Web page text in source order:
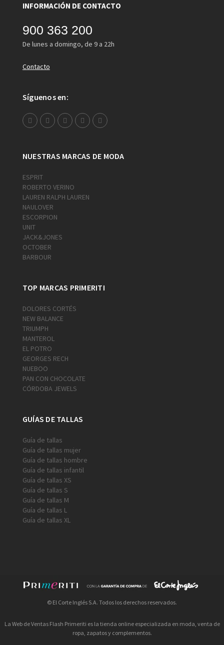
INFORMACIÓN DE CONTACTO
900 363 200
De lunes a domingo, de 9 a 22h
Contacto
Síguenos en:
NUESTRAS MARCAS DE MODA
ESPRIT
ROBERTO VERINO
LAUREN RALPH LAUREN
NAULOVER
ESCORPION
UNIT
JACK&JONES
OCTOBER
BARBOUR
TOP MARCAS PRIMERITI
DOLORES CORTÉS
NEW BALANCE
TRIUMPH
MANTEROL
EL POTRO
GEORGES RECH
NUEBOO
PAN CON CHOCOLATE
CÓRDOBA JEWELS
GUÍAS DE TALLAS
Guía de tallas
Guía de tallas mujer
Guía de tallas hombre
Guía de tallas infantil
Guía de tallas XS
Guía de tallas S
Guía de tallas M
Guía de tallas L
Guía de tallas XL
© El Corte Inglés S.A. Todos los derechos reservados.
La Web de Ventas Flash Primeriti es la tienda online especializada en moda, venta de
ropa, zapatos y complementos.